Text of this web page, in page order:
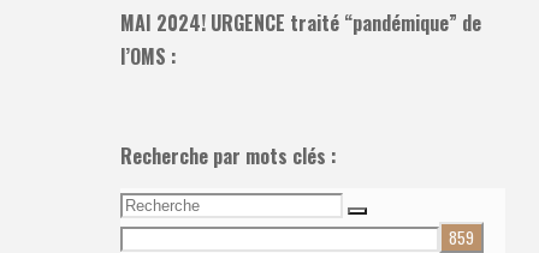
MAI 2024! URGENCE traité “pandémique” de
l’OMS :
Recherche par mots clés :
Recherche
pour:
Recherche